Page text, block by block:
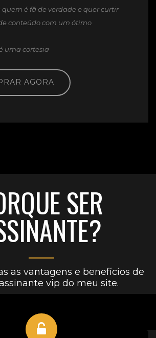
quem é fã de verdade e quer curtir
conteúdo com um ótimo
uma cortesia
AGORA
SER
as vantagens e benefícios de
vip do meu site.